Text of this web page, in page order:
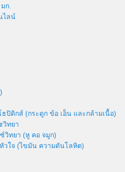
ก.
ไลน์
ปิดิกส์ (กระดูก ข้อ เอ็น และกล้ามเนื้อ)
วิทยา
วิทยา (หู คอ จมูก)
วใจ (ไขมัน ความดันโลหิต)